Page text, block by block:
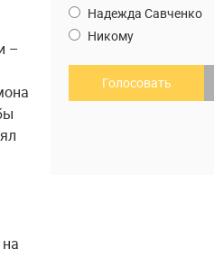
–
Надежда Савченко
Никому
Голосовать